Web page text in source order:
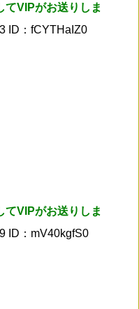
てVIPがお送りしま
ID：fCYTHaIZ0
てVIPがお送りしま
ID：mV40kgfS0